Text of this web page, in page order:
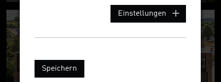
Einstellungen
Speichern